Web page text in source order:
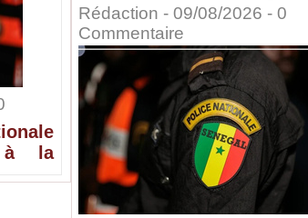
à la
Rédaction - 09/08/2026 - 0
Commentaire